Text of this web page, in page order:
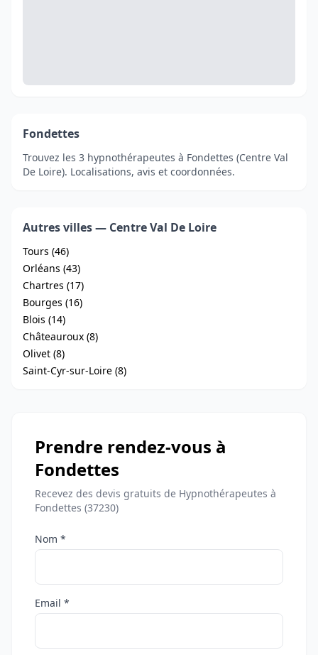
Fondettes
Trouvez les 3 hypnothérapeutes à Fondettes (Centre Val
De Loire). Localisations, avis et coordonnées.
Autres villes — Centre Val De Loire
Tours (46)
Orléans (43)
Chartres (17)
Bourges (16)
Blois (14)
Châteauroux (8)
Olivet (8)
Saint-Cyr-sur-Loire (8)
Prendre rendez-vous à
Fondettes
Recevez des devis gratuits de Hypnothérapeutes à
Fondettes (37230)
Nom *
Email *